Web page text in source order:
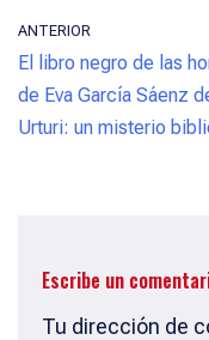
ANTERIOR
El libro negro de las
de Eva García Sáenz
Urturi: un misterio
Escribe un
Tu dirección de